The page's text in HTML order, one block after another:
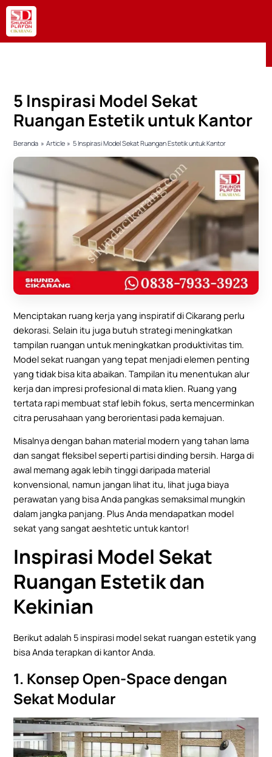
Lewati
konten
5 Inspirasi Model Sekat
Ruangan Estetik untuk Kantor
Beranda Article 5 Inspirasi Model Sekat Ruangan Estetik untuk Kantor
Menciptakan ruang kerja yang inspiratif di Cikarang perlu
dekorasi. Selain itu juga butuh strategi meningkatkan
tampilan ruangan untuk meningkatkan produktivitas tim.
Model sekat ruangan yang tepat menjadi elemen penting
yang tidak bisa kita abaikan. Tampilan itu menentukan alur
kerja dan impresi profesional di mata klien. Ruang yang
tertata rapi membuat staf lebih fokus, serta mencerminkan
citra perusahaan yang berorientasi pada kemajuan.
Misalnya dengan bahan material modern yang tahan lama
dan sangat fleksibel seperti partisi dinding bersih. Harga di
awal memang agak lebih tinggi daripada material
konvensional, namun jangan lihat itu, lihat juga biaya
perawatan yang bisa Anda pangkas semaksimal mungkin
dalam jangka panjang. Plus Anda mendapatkan model
sekat yang sangat aeshtetic untuk kantor!
Inspirasi Model Sekat
Ruangan Estetik dan
Kekinian
Berikut adalah 5 inspirasi model sekat ruangan estetik yang
bisa Anda terapkan di kantor Anda.
1. Konsep Open-Space dengan
Sekat Modular